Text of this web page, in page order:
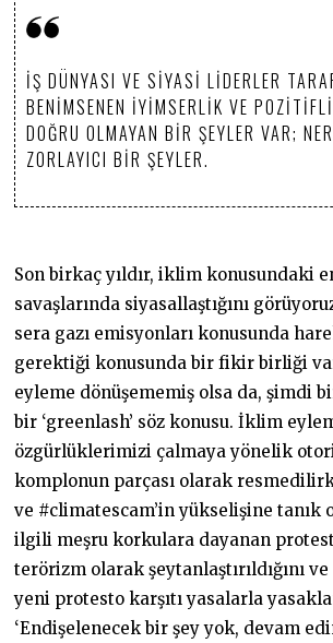
İŞ DÜNYASI VE SIYASI LIDERLER
BENIMSENEN IYIMSERLIK VE
DOĞRU OLMAYAN BIR ŞEYLER VAR;
ZORLAYICI BIR ŞEYLER.
Son birkaç yıldır, iklim konusundaki
savaşlarında siyasallaştığını
sera gazı emisyonları konusunda
gerektiği konusunda bir fikir birliği
eyleme dönüşememiş olsa da, şimdi
bir ‘greenlash’ söz konusu. İklim
özgürlüklerimizi çalmaya yönelik
komplonun parçası olarak
ve #climatescam’in yükselişine tanık
ilgili meşru korkulara dayanan
terörizm olarak şeytanlaştırıldığını
yeni protesto karşıtı yasalarla
‘Endişelenecek bir şey yok, devam